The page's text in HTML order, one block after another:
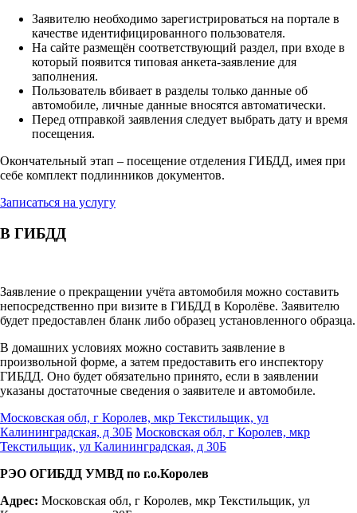
Заявителю необходимо зарегистрироваться на портале в
качестве идентифицированного пользователя.
На сайте размещён соответствующий раздел, при входе в
который появится типовая анкета-заявление для
заполнения.
Пользователь вбивает в разделы только данные об
автомобиле, личные данные вносятся автоматически.
Перед отправкой заявления следует выбрать дату и время
посещения.
Окончательный этап – посещение отделения ГИБДД, имея при
себе комплект подлинников документов.
Записаться на услугу
В ГИБДД
Заявление о прекращении учёта автомобиля можно составить
непосредственно при визите в ГИБДД в Королёве. Заявителю
будет предоставлен бланк либо образец установленного образца.
В домашних условиях можно составить заявление в
произвольной форме, а затем предоставить его инспектору
ГИБДД. Оно будет обязательно принято, если в заявлении
указаны достаточные сведения о заявителе и автомобиле.
Московская обл, г Королев, мкр Текстильщик, ул
Калининградская, д 30Б Московская обл, г Королев, мкр
Текстильщик, ул Калининградская, д 30Б
РЭО ОГИБДД УМВД по г.о.Королев
Адрес: Московская обл, г Королев, мкр Текстильщик, ул